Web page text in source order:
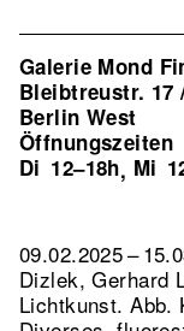
Galerie Mond
Bleibtreustr. 17
Berlin West
Öffnungszeiten
Di 12–18h, Mi
09.02.2025 –
Dizlek, Gerhard
Lichtkunst.Abb.